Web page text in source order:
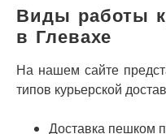
Виды работы
в Глевахе
На нашем сайте
типов курьерской
Доставка пешком
Львов
Малин
Миргород
Авангард